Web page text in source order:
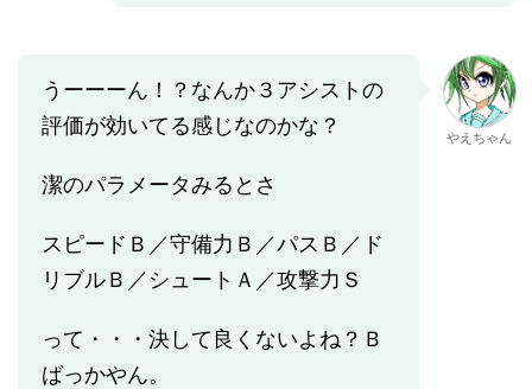
うーーーん！？なんか３アシストの
評価が効いてる感じなのかな？
潔のパラメータみるとさ
スピードＢ／守備力Ｂ／パスＢ／ド
リブルＢ／シュートＡ／攻撃力Ｓ
って・・・決して良くないよね？Ｂ
ばっかやん。
やえちゃん